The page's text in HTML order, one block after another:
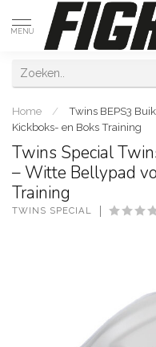
MENU
Home /
Twins BEPS3
Kickboks- en Boks Training
Twins Special
– Witte Bellypad
Training
TWINS SPECIAL